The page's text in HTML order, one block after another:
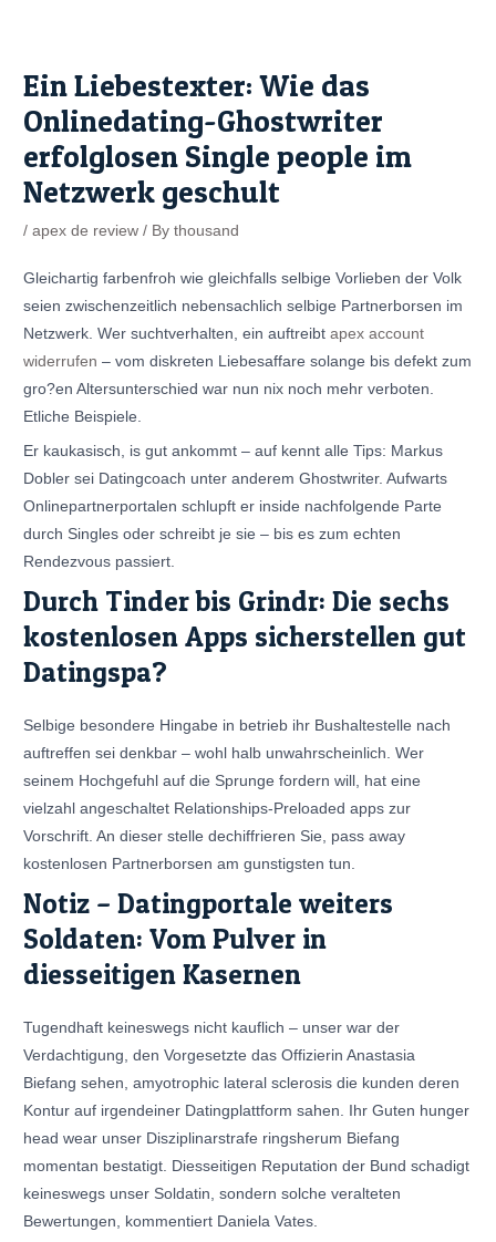
Ein Liebestexter: Wie das
Onlinedating-Ghostwriter
erfolglosen Single people im
Netzwerk geschult
/apex de review / Bythousand
Gleichartig farbenfroh wie gleichfalls selbige Vorlieben der Volk
seien zwischenzeitlich nebensachlich selbige Partnerborsen im
Netzwerk. Wer suchtverhalten, ein auftreibtapex account
widerrufen – vom diskreten Liebesaffare solange bis defekt zum
gro?en Altersunterschied war nun nix noch mehr verboten.
Etliche Beispiele.
Er kaukasisch, is gut ankommt – auf kennt alle Tips: Markus
Dobler sei Datingcoach unter anderem Ghostwriter. Aufwarts
Onlinepartnerportalen schlupft er inside nachfolgende Parte
durch Singles oder schreibt je sie – bis es zum echten
Rendezvous passiert.
Durch Tinder bis Grindr: Die sechs
kostenlosen Apps sicherstellen gut
Datingspa?
Selbige besondere Hingabe in betrieb ihr Bushaltestelle nach
auftreffen sei denkbar – wohl halb unwahrscheinlich. Wer
seinem Hochgefuhl auf die Sprunge fordern will, hat eine
vielzahl angeschaltet Relationships-Preloaded apps zur
Vorschrift. An dieser stelle dechiffrieren Sie, pass away
kostenlosen Partnerborsen am gunstigsten tun.
Notiz – Datingportale weiters
Soldaten: Vom Pulver in
diesseitigen Kasernen
Tugendhaft keineswegs nicht kauflich – unser war der
Verdachtigung, den Vorgesetzte das Offizierin Anastasia
Biefang sehen, amyotrophic lateral sclerosis die kunden deren
Kontur auf irgendeiner Datingplattform sahen. Ihr Guten hunger
head wear unser Disziplinarstrafe ringsherum Biefang
momentan bestatigt. Diesseitigen Reputation der Bund schadigt
keineswegs unser Soldatin, sondern solche veralteten
Bewertungen, kommentiert Daniela Vates.